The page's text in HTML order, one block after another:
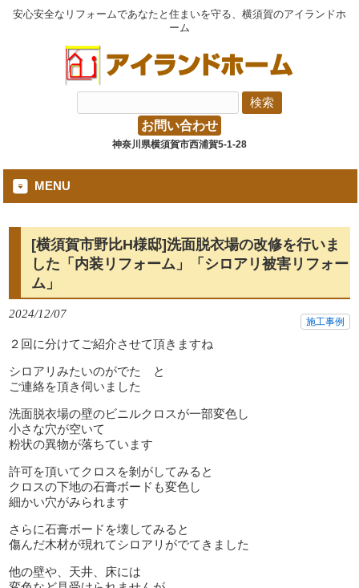
安心安全なリフォームであなたと住まいを守る、横須賀のアイランドホ
ーム
お問い合わせ
神奈川県横須賀市西浦賀5-1-28
MENU
[横須賀市野比H様邸]洗面脱衣場の改修を行いま
した「内装リフォーム」「シロアリ被害リフォー
ム」
2024/12/07
施工事例
２回に分けてご紹介させて頂きますね
シロアリみたいのがでた と
ご連絡を頂き伺いました
洗面脱衣場の壁のビニルクロスが一部変色し
小さな穴が空いて
粉状の異物が落ちています
許可を頂いてクロスを剝がしてみると
クロスの下地の石膏ボードも変色し
細かい穴がみられます
さらに石膏ボードを壊してみると
傷んだ木材が現れてシロアリがでてきました
他の壁や、天井、床には